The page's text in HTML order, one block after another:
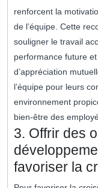
renforcent la
de l’équipe. Cette
souligner le travail
performance future
d’appréciation
l’équipe pour leurs
environnement
bien-être des
3. Offrir des
favoriser la